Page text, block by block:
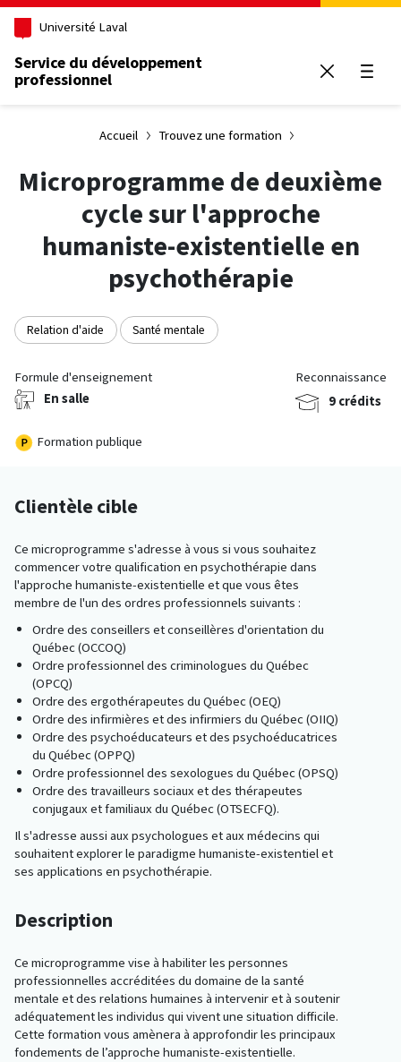
Aller au contenu principal
Université Laval
Service du développement
professionnel
Accueil Trouvez une formation
Microprogramme de deuxième
cycle sur l'approche
humaniste-existentielle en
psychothérapie
Relation d'aide Santé mentale
Formule d'enseignement
En salle
Reconnaissance
9 crédits
Formation publique
Clientèle cible
Ce microprogramme s'adresse à vous si vous souhaitez
commencer votre qualification en psychothérapie dans
l'approche humaniste-existentielle et que vous êtes
membre de l'un des ordres professionnels suivants :
Ordre des conseillers et conseillères d'orientation du
Québec (OCCOQ)
Ordre professionnel des criminologues du Québec
(OPCQ)
Ordre des ergothérapeutes du Québec (OEQ)
Ordre des infirmières et des infirmiers du Québec (OIIQ)
Ordre des psychoéducateurs et des psychoéducatrices
du Québec (OPPQ)
Ordre professionnel des sexologues du Québec (OPSQ)
Ordre des travailleurs sociaux et des thérapeutes
conjugaux et familiaux du Québec (OTSECFQ).
Il s'adresse aussi aux psychologues et aux médecins qui
souhaitent explorer le paradigme humaniste-existentiel et
ses applications en psychothérapie.
Description
Ce microprogramme vise à habiliter les personnes
professionnelles accréditées du domaine de la santé
mentale et des relations humaines à intervenir et à soutenir
adéquatement les individus qui vivent une situation difficile.
Cette formation vous amènera à approfondir les principaux
fondements de l’approche humaniste-existentielle.